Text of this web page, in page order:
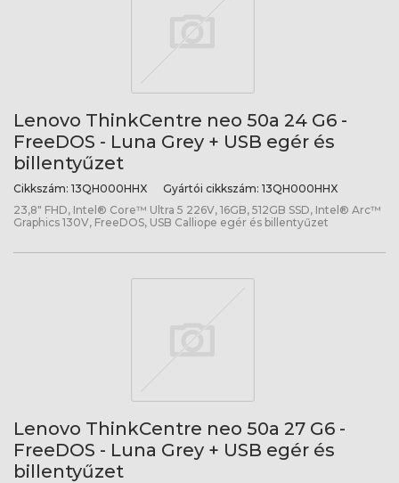
Lenovo ThinkCentre neo 50a 24 G6 -
FreeDOS - Luna Grey + USB egér és
billentyűzet
Cikkszám: 13QH000HHX Gyártói cikkszám: 13QH000HHX
23,8" FHD, Intel® Core™ Ultra 5 226V, 16GB, 512GB SSD, Intel® Arc™
Graphics 130V, FreeDOS, USB Calliope egér és billentyűzet
Lenovo ThinkCentre neo 50a 27 G6 -
FreeDOS - Luna Grey + USB egér és
billentyűzet